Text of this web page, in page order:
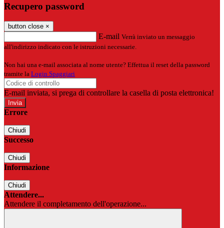
Recupero password
button close ×
E-mail Verrà inviato un messaggio
all'indirizzo indicato con le istruzioni necessarie.
Non hai una e-mail associata al nome utente? Effettua il reset della password
tramite la Login Spaggiari
E-mail inviata, si prega di controllare la casella di posta elettronica!
Errore
Chiudi
Successo
Chiudi
Informazione
Chiudi
Attendere...
Attendere il completamento dell'operazione...